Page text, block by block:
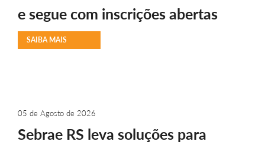
e segue com inscrições abertas
SAIBA MAIS
05 de Agosto de 2026
Sebrae RS leva soluções para